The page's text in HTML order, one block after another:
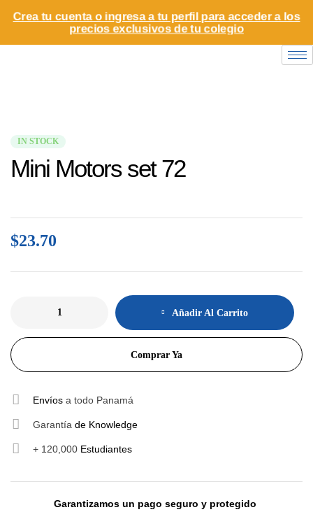
Crea tu cuenta o ingresa a tu perfil para acceder a los
precios exclusivos de tu colegio
IN STOCK
Mini Motors set 72
$23.70
Añadir Al Carrito
Comprar Ya
Envíos a todo Panamá
Garantía de Knowledge
+ 120,000Estudiantes
Garantizamos un pago seguro y protegido